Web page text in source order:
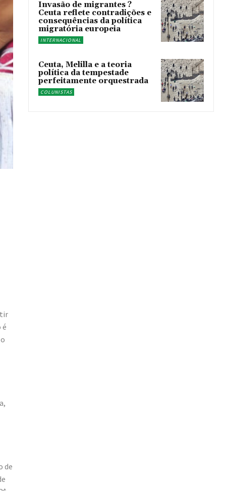
é
de
Invasão de migrantes ?
Ceuta reflete contradições e
consequências da política
migratória europeia
INTERNACIONAL
Ceuta, Melilla e a teoria
política da tempestade
perfeitamente orquestrada
COLUNISTAS